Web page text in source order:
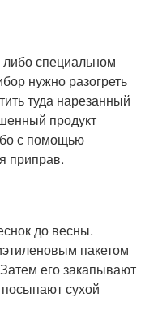
специальном
нужно разогреть
туда нарезанный
продукт
с помощью
приправ.
до весны.
пакетом
его закапывают
сухой